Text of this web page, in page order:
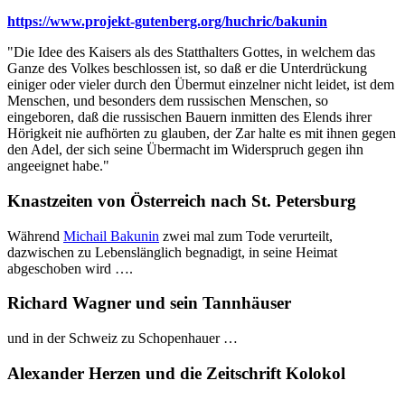
https://www.projekt-gutenberg.org/huchric/bakunin
"Die Idee des Kaisers als des Statthalters Gottes, in welchem das
Ganze des Volkes beschlossen ist, so daß er die Unterdrückung
einiger oder vieler durch den Übermut einzelner nicht leidet, ist dem
Menschen, und besonders dem russischen Menschen, so
eingeboren, daß die russischen Bauern inmitten des Elends ihrer
Hörigkeit nie aufhörten zu glauben, der Zar halte es mit ihnen gegen
den Adel, der sich seine Übermacht im Widerspruch gegen ihn
angeeignet habe."
Knastzeiten von Österreich nach St. Petersburg
Während Michail Bakunin zwei mal zum Tode verurteilt,
dazwischen zu Lebenslänglich begnadigt, in seine Heimat
abgeschoben wird ….
Richard Wagner und sein Tannhäuser
und in der Schweiz zu Schopenhauer …
Alexander Herzen und die Zeitschrift Kolokol